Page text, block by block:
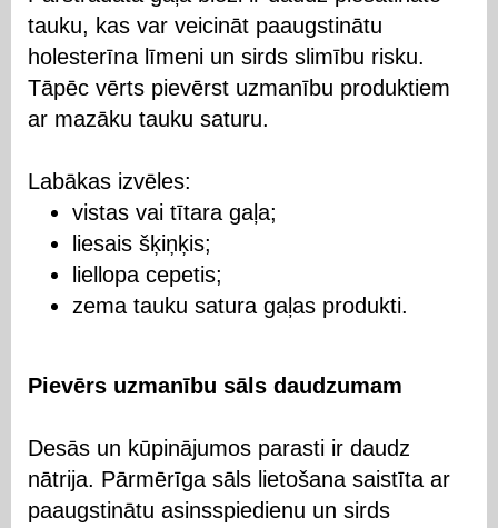
tauku, kas var veicināt paaugstinātu
holesterīna līmeni un sirds slimību risku.
Tāpēc vērts pievērst uzmanību produktiem
ar mazāku tauku saturu.
Labākas izvēles:
vistas vai tītara gaļa;
liesais šķiņķis;
liellopa cepetis;
zema tauku satura gaļas produkti.
Pievērs uzmanību sāls daudzumam
Desās un kūpinājumos parasti ir daudz
nātrija. Pārmērīga sāls lietošana saistīta ar
paaugstinātu asinsspiedienu un sirds